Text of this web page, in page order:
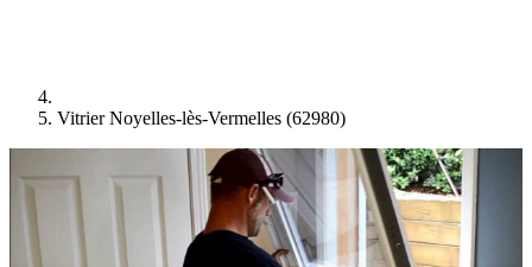
Vitrier Noyelles-lès-Vermelles (62980)